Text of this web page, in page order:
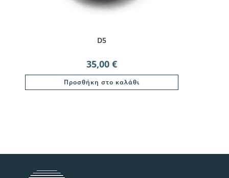
D5
35,00 €
Προσθήκη στο καλάθι